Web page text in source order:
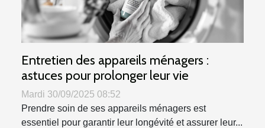
Entretien des appareils ménagers :
astuces pour prolonger leur vie
Mardi 30/09/2025 08:52
Prendre soin de ses appareils ménagers est
essentiel pour garantir leur longévité et assurer leur...